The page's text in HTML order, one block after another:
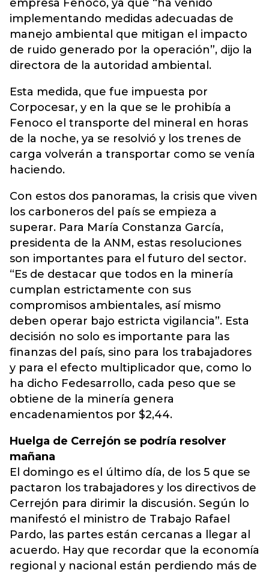
empresa Fenoco, ya que “ha venido
implementando medidas adecuadas de
manejo ambiental que mitigan el impacto
de ruido generado por la operación”, dijo la
directora de la autoridad ambiental.
Esta medida, que fue impuesta por
Corpocesar, y en la que se le prohibía a
Fenoco el transporte del mineral en horas
de la noche, ya se resolvió y los trenes de
carga volverán a transportar como se venía
haciendo.
Con estos dos panoramas, la crisis que viven
los carboneros del país se empieza a
superar. Para María Constanza García,
presidenta de la ANM, estas resoluciones
son importantes para el futuro del sector.
“Es de destacar que todos en la minería
cumplan estrictamente con sus
compromisos ambientales, así mismo
deben operar bajo estricta vigilancia”. Esta
decisión no solo es importante para las
finanzas del país, sino para los trabajadores
y para el efecto multiplicador que, como lo
ha dicho Fedesarrollo, cada peso que se
obtiene de la minería genera
encadenamientos por $2,44.
Huelga de Cerrejón se podría resolver
mañana
El domingo es el último día, de los 5 que se
pactaron los trabajadores y los directivos de
Cerrejón para dirimir la discusión. Según lo
manifestó el ministro de Trabajo Rafael
Pardo, las partes están cercanas a llegar al
acuerdo. Hay que recordar que la economía
regional y nacional están perdiendo más de